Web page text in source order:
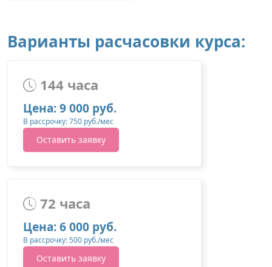
Варианты расчасовки курса:
144 часа
Цена: 9 000 руб.
В рассрочку: 750 руб./мес
Оставить заявку
72 часа
Цена: 6 000 руб.
В рассрочку: 500 руб./мес
Оставить заявку